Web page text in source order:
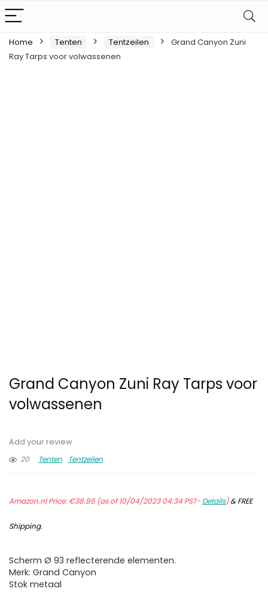
Home Tenten Tentzeilen
Grand Canyon Zuni
Ray Tarps voor volwassenen
Grand Canyon Zuni Ray Tarps voor
volwassenen
Add your review
20
Tenten Tentzeilen
Amazon.nl Price:€38.86(as of 10/04/2023 04:34 PST- Details)&FREE
Shipping.
Scherm Ø 93 reflecterende elementen.
Merk: Grand Canyon
Stok metaal